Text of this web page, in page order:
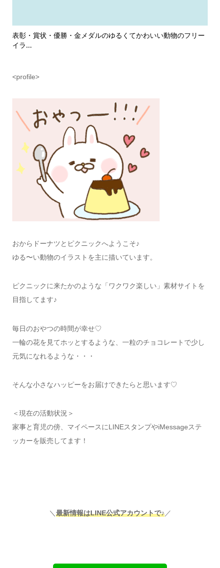
てかわいい動物のフリー ハンドメイド・工作・手芸・裁縫・DIY・
<profile>
おからドーナツとピクニックへようこそ♪
ゆる〜い動物のイラストを主に描いています。
ピクニックに来たかのような「ワクワク楽しい」素材サイトを
目指してます♪
毎日のおやつの時間が幸せ♡
一輪の花を見てホッとするような、一粒のチョコレートで少し
元気になれるような・・・
そんな小さなハッピーをお届けできたらと思います♡
＜現在の活動状況＞
家事と育児の傍、マイペースにLINEスタンプやiMessageステ
ッカーを販売してます！
＼最新情報はLINE公式アカウントで♪／